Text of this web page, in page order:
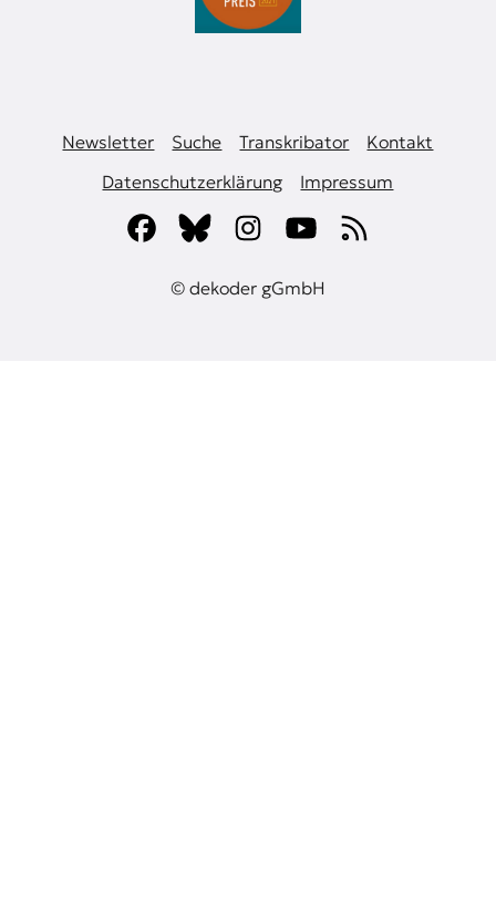
Newsletter Suche Transkribator
Kontakt
Datenschutzerklärung
Impressum
© dekoder gGmbH